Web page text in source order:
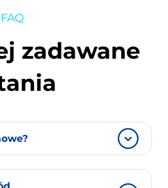
FAQ
zadawane
jedna doba.